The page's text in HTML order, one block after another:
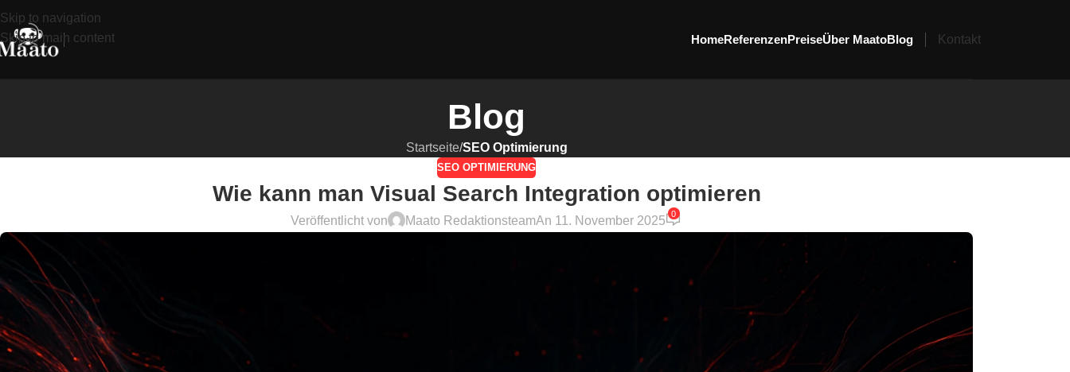
Skip to navigation
Skip to main content
HomeReferenzenPreiseÜber MaatoBlog Kontakt
Blog
Startseite/SEO Optimierung
SEO OPTIMIERUNG
Wie kann man Visual Search Integration optimieren
Veröffentlicht von Maato RedaktionsteamAn 11. November 2025
0